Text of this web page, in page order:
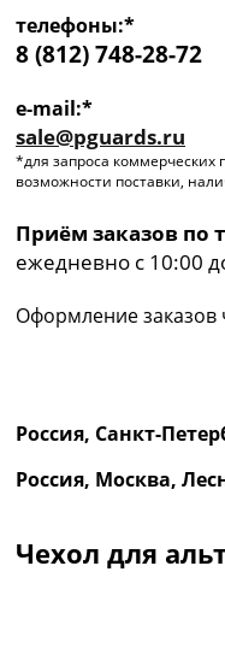
телефоны:*
8 (812) 748-28-72
e-mail:*
sale@pguards.ru
*для запроса коммерческих
возможности поставки,
Приём заказов по
ежедневно с 10:00
Оформление заказов
Россия, Санкт-
Россия, Москва,
Чехол для